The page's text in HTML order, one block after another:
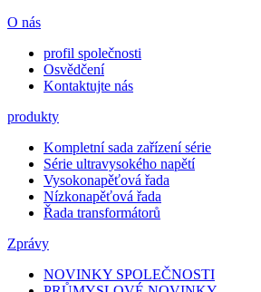
O nás
profil společnosti
Osvědčení
Kontaktujte nás
produkty
Kompletní sada zařízení série
Série ultravysokého napětí
Vysokonapěťová řada
Nízkonapěťová řada
Řada transformátorů
Zprávy
NOVINKY SPOLEČNOSTI